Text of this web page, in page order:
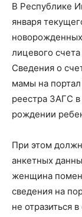
В Республике
января
лицевого
Сведения о
мамы на портал
реестра ЗАГС
рождении
При этом
анкетных
женщина
сведения на
не отразиться